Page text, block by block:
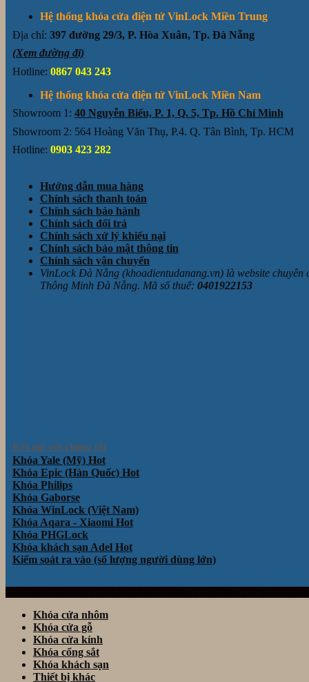
Hệ thống khóa cửa điện tử VinLock Miền Trung
Địa chỉ: 397 đường 29/3, P. Hòa Xuân, Tp. Đà Nẵng
(Xem đường đi)
Hotline: 0867 043 243
Hệ thống khóa cửa điện tử VinLock Miền Nam
Showroom 1: 40 Nguyễn Biểu, P. 1, Q. 5, Tp. Hồ Chí Minh
Showroom 2: 564 Hoàng Văn Thụ, P.4. Q. Tân Bình, Tp. HCM
Hotline: 0903 423 282
Hướng dẫn mua hàng
Chính sách thanh toán
Chính sách bảo hành
Chính sách đổi trả
Chính sách xử lý khiếu nại
Chính sách bảo mật thông tin
Chính sách vận chuyển
VinLock Đà Nẵng (khoadientudanang.vn) là website
Thông Minh Đà Nẵng. Mã số thuế: 0401922153
Kết nối với chúng tôi
Khóa Yale (Mỹ)
Khóa Epic (Hàn Quốc)
Khóa Philips
Khóa Gaborse
Khóa WinLock (Việt Nam)
Khóa Aqara - Xiaomi
Khóa PHGLock
Khóa khách sạn Adel
Kiểm soát ra vào (số lượng người dùng lớn)
Khóa cửa nhôm
Khóa cửa gỗ
Khóa cửa kính
Khóa cổng sắt
Khóa khách sạn
Thiết bị khác